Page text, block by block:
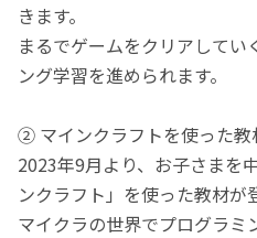
きます。
まるでゲームをクリアしてい
ング学習を進められます。
② マインクラフトを使った教
2023年9月より、お子さまを
ンクラフト」を使った教材が
マイクラの世界でプログラ